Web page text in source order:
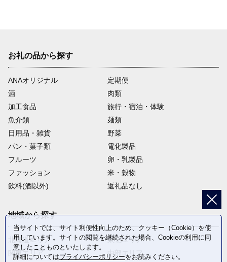
お礼の品から探す
ANAオリジナル
定期便
酒
肉類
加工食品
旅行・宿泊・体験
魚介類
麺類
日用品・雑貨
野菜
パン・菓子類
電化製品
フルーツ
卵・乳製品
ファッション
米・穀物
飲料(酒以外)
返礼品なし
地域から探す
北海道エリア
関東エリア
東北エリア
中部エリア
当サイトでは、サイト利便性向上のため、クッキー（Cookie）を使
用しています。サイトの閲覧を継続された場合、Cookieの利用に同
意したことものといたします。
詳細についてはプライバシーポリシーをお読みください。